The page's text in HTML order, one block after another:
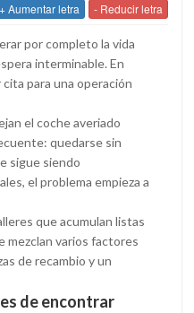
+ Aumentar letra - Reducir letra
por completo la vida
interminable. En
para una operación
el coche averiado
quedarse sin
sigue siendo
el problema empieza a
que acumulan listas
mezclan varios factores
de recambio y un
de encontrar